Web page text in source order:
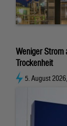
Weniger Strom
Trockenheit
5. August